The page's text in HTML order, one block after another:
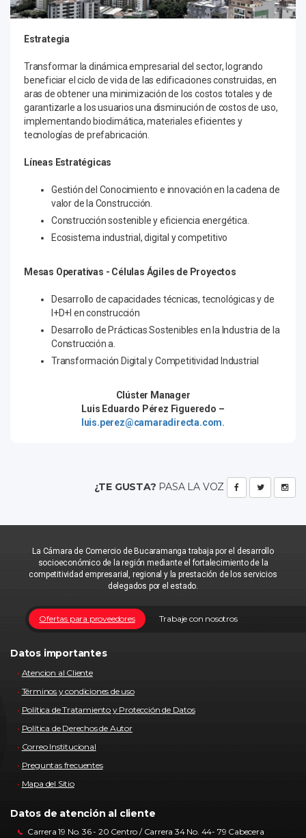
Estrategia
Transformar la dinámica empresarial del sector, logrando
beneficiar el ciclo de vida de las edificaciones construidas, en
aras de obtener una minimización de los costos totales y de
garantizarle a los usuarios una disminución de costos de uso,
implementando bioclimática, materiales eficientes y
tecnologías de prefabricación.
Líneas Estratégicas
Gestión del Conocimiento e innovación en la cadena de
valor de la Construcción.
Construcción sostenible y eficiencia energética.
Ecosistema industrial, digital y competitivo
Mesas Operativas - Células Ágiles de Proyectos
Desarrollo de capacidades técnicas, tecnológicas y de
I+D+I en construcción
Desarrollo de Prácticas Sostenibles en la Industria de la
Construcción a.
Transformación Digital y Competitividad Industrial
Clúster Manager
Luis Eduardo Pérez Figueredo –
luis.perez@camaradirecta.com.
¿TE GUSTA? PASA LA VOZ
La Cámara de Comercio de Bucaramanga trabaja por el desarrollo
socioeconómico de la región mediante el fortalecimiento de la
competitividad empresarial, regional y la prestación de los servicios
delegados por el estado.
Trabaje con nosotros
Ofertas para proveedores
Datos importantes
Atencion al Cliente
Términos y condiciones de uso
Política de Tratamiento y Protección de Datos
Política de Derechos de Autor
Correo Institucional
Preguntas frecuentes
Mapa del Sitio
Datos de atención al cliente
Carrera 19 No. 36 - 20 Centro / Carrera 34 No. 44- 79 Cabecera